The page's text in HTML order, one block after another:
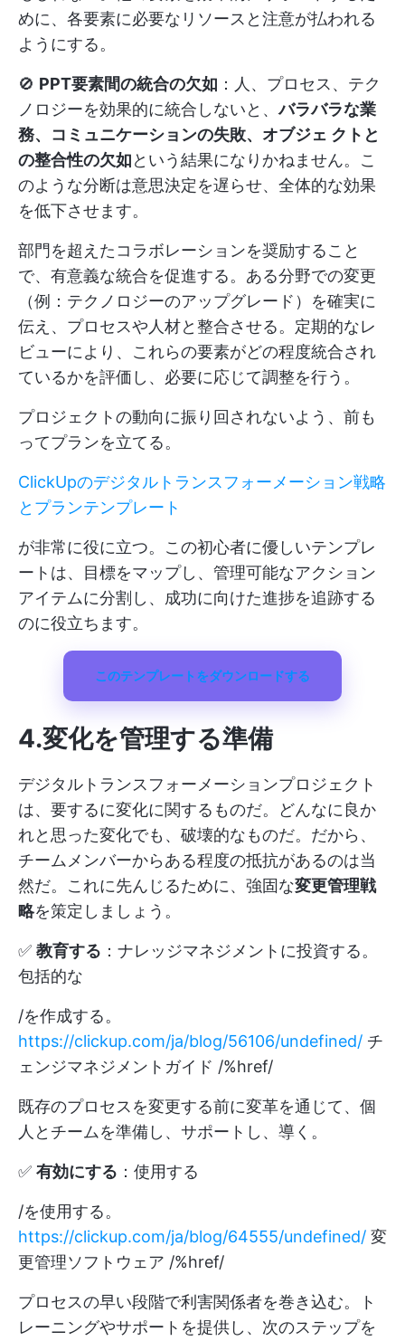
めに、各要素に必要なリソースと注意が払われる
ようにする。
🚫 PPT要素間の統合の欠如 ：人、プロセス、テク
ノロジーを効果的に統合しないと、バラバラな業
務、コミュニケーションの失敗、オブジェ クトと
の整合性の欠如という結果になりかねません。こ
のような分断は意思決定を遅らせ、全体的な効果
を低下させます。
部門を超えたコラボレーションを奨励すること
で、有意義な統合を促進する。ある分野での変更
（例：テクノロジーのアップグレード）を確実に
伝え、プロセスや人材と整合させる。定期的なレ
ビューにより、これらの要素がどの程度統合され
ているかを評価し、必要に応じて調整を行う。
プロジェクトの動向に振り回されないよう、前も
ってプランを立てる。
ClickUpのデジタルトランスフォーメーション戦略
とプランテンプレート
が非常に役に立つ。この初心者に優しいテンプレ
ートは、目標をマップし、管理可能なアクション
アイテムに分割し、成功に向けた進捗を追跡する
のに役立ちます。
このテンプレートをダウンロードする
4.変化を管理する準備
デジタルトランスフォーメーションプロジェクト
は、要するに変化に関するものだ。どんなに良か
れと思った変化でも、破壊的なものだ。だから、
チームメンバーからある程度の抵抗があるのは当
然だ。これに先んじるために、強固な変更管理戦
略を策定しましょう。
✅ 教育する ：ナレッジマネジメントに投資する。
包括的な
/を作成する。
https://clickup.com/ja/blog/56106/undefined/ チ
ェンジマネジメントガイド /%href/
既存のプロセスを変更する前に変革を通じて、個
人とチームを準備し、サポートし、導く。
✅ 有効にする ：使用する
/を使用する。
https://clickup.com/ja/blog/64555/undefined/ 変
更管理ソフトウェア /%href/
プロセスの早い段階で利害関係者を巻き込む。ト
レーニングやサポートを提供し、次のステップを